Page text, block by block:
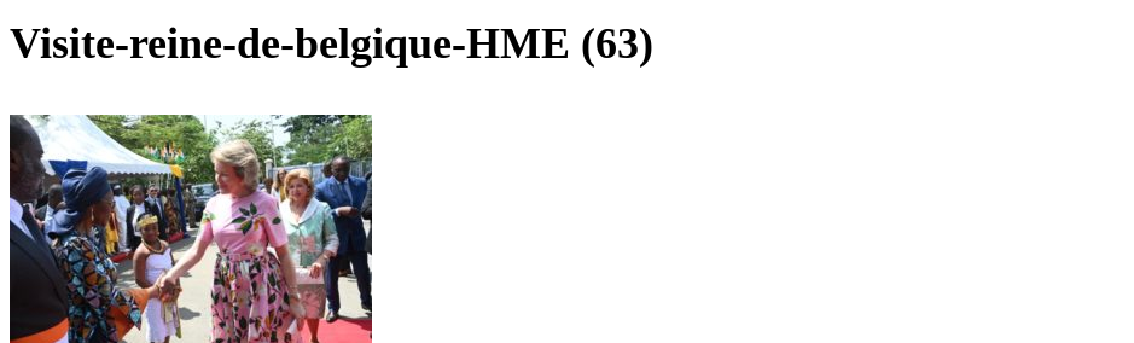
Visite-reine-de-belgique-HME (63)